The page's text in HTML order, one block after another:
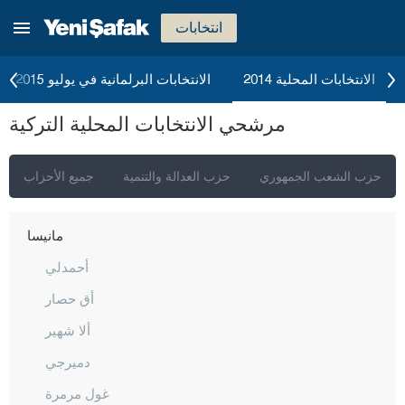
انتخابات
الانتخابات البرلمانية في يوليو 2015 الانتخابات المحلية 2014
مرشحي الانتخابات المحلية التركية
جميع الأحزاب حزب العدالة والتنمية حزب الشعب الجمهوري
قرقلر ايلي
قرشهير
قوجه ايلي
قونيا
مالاطيا
مانيسا
أحمدلي
أق حصار
ألا شهير
دميرجي
غول مرمرة